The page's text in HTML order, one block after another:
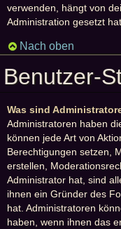
verwenden, hängt von
Administration gesetzt hat.
Nach oben
Benutzer-
Was sind
Administratoren haben
können jede Art von
Berechtigungen setzen,
erstellen,
Administrator hat, sind
ihnen ein Gründer des
hat. Administratoren
haben, wenn ihnen das